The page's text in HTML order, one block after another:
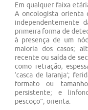
Em qualquer faixa
A oncologista orienta
independentemente
primeira forma de
à presença de um
maioria dos casos;
recente ou saída de
como retração,
‘casca de laranja’;
formato ou
persistente; e
pescoço”, orienta.